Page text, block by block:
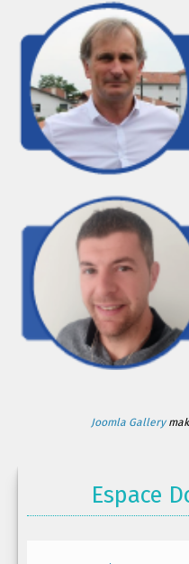
Joomla Gallery
Espace